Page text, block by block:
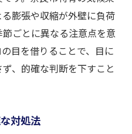
膨張や収縮が外壁に負荷
ごとに異なる注意点を意
目を借りることで、目に
、的確な判断を下すこと
対処法